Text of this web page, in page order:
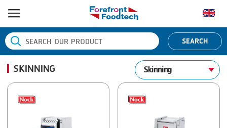
หน้าแรก
ประเภทสินค้า
BANDING
BLANCHING
ยี่ห้อสินค้า
BANDALL
SEARCH
SKINNING Skinning